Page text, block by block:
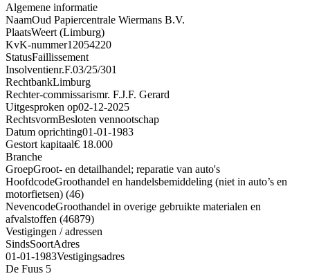
Algemene informatie
NaamOud Papiercentrale Wiermans B.V.
PlaatsWeert (Limburg)
KvK-nummer12054220
StatusFaillissement
Insolventienr.F.03/25/301
RechtbankLimburg
Rechter-commissarismr. F.J.F. Gerard
Uitgesproken op02-12-2025
RechtsvormBesloten vennootschap
Datum oprichting01-01-1983
Gestort kapitaal€ 18.000
Branche
GroepGroot- en detailhandel; reparatie van auto's
HoofdcodeGroothandel en handelsbemiddeling (niet in auto’s en
motorfietsen) (46)
NevencodeGroothandel in overige gebruikte materialen en
afvalstoffen (46879)
Vestigingen / adressen
SindsSoortAdres
01-01-1983Vestigingsadres
De Fuus 5